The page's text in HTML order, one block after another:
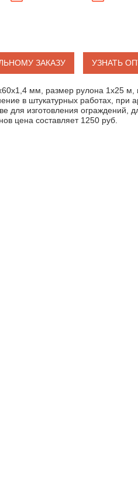
ЗАКАЗУ УЗНАТЬ
мм, размер рулона 1х25 м,
в штукатурных работах, при
для изготовления ограждений,
цена составляет 1250 руб.